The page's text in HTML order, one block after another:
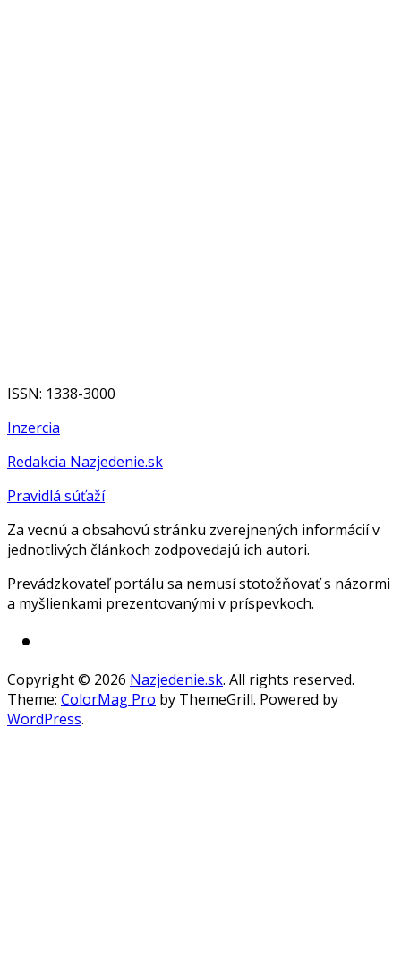
ISSN: 1338-3000
Inzercia
Redakcia Nazjedenie.sk
Pravidlá súťaží
Za vecnú a obsahovú stránku zverejnených informácií v
jednotlivých článkoch zodpovedajú ich autori.
Prevádzkovateľ portálu sa nemusí stotožňovať s názormi
a myšlienkami prezentovanými v príspevkoch.
Copyright © 2026 Nazjedenie.sk. All rights reserved.
Theme: ColorMag Pro by ThemeGrill. Powered by
WordPress.